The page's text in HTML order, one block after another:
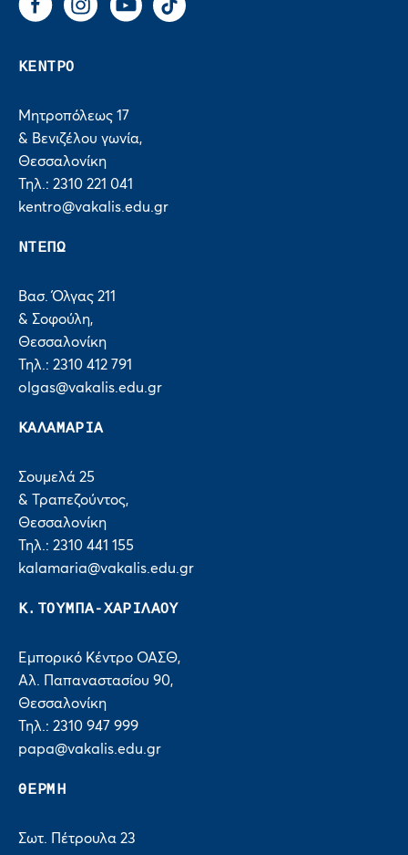
FacebookInstagram
You Tube Tik Tok
ΚΕΝΤΡΟ
Μητροπόλεως 17
& Βενιζέλου γωνία,
Θεσσαλονίκη
Τηλ.: 2310 221 041
kentro@vakalis.edu.gr
ΝΤΕΠΩ
Βασ. Όλγας 211
& Σοφούλη,
Θεσσαλονίκη
Τηλ.: 2310 412 791
olgas@vakalis.edu.gr
ΚΑΛΑΜΑΡΙΑ
Σουμελά 25
& Τραπεζούντος,
Θεσσαλονίκη
Τηλ.: 2310 441 155
kalamaria@vakalis.edu.gr
Κ.ΤΟΥΜΠΑ-ΧΑΡΙΛΑΟΥ
Εμπορικό Κέντρο ΟΑΣΘ,
Αλ. Παπαναστασίου 90,
Θεσσαλονίκη
Τηλ.: 2310 947 999
papa@vakalis.edu.gr
ΘΕΡΜΗ
Σωτ. Πέτρουλα 23